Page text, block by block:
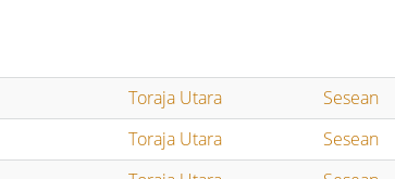
Toraja Utara Sesean
Toraja Utara Sesean